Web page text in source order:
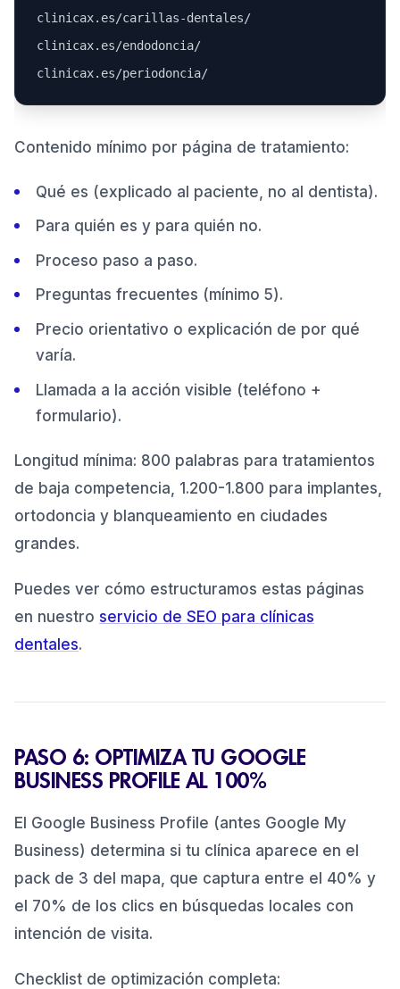
clinicax.es/carillas-dentales/
clinicax.es/endodoncia/
Contenido mínimo por página de tratamiento:
Qué es (explicado al paciente, no al dentista).
Para quién es y para quién no.
Proceso paso a paso.
Preguntas frecuentes (mínimo 5).
Precio orientativo o explicación de por qué
varía.
Llamada a la acción visible (teléfono +
formulario).
Longitud mínima: 800 palabras para tratamientos
de baja competencia, 1.200-1.800 para implantes,
ortodoncia y blanqueamiento en ciudades
grandes.
Puedes ver cómo estructuramos estas páginas
en nuestro servicio de SEO para clínicas
dentales.
PASO 6: OPTIMIZA TU GOOGLE
BUSINESS PROFILE AL 100%
El Google Business Profile (antes Google My
Business) determina si tu clínica aparece en el
pack de 3 del mapa, que captura entre el 40% y
el 70% de los clics en búsquedas locales con
intención de visita.
Checklist de optimización completa: